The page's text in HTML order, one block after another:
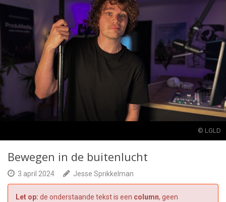
LOCHEM
ZUTPHEN
COLUMNS
RADIO
© LGLD
Bewegen in de buitenlucht
3 april 2024 Jesse Sprikkelman
Let op: de onderstaande tekst is een column, geen